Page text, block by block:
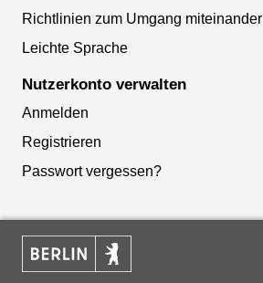
Richtlinien zum Umgang miteinander
Leichte Sprache
Nutzerkonto verwalten
Anmelden
Registrieren
Passwort vergessen?